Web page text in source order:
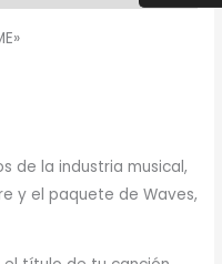
de la industria musical,
y el paquete de Waves,